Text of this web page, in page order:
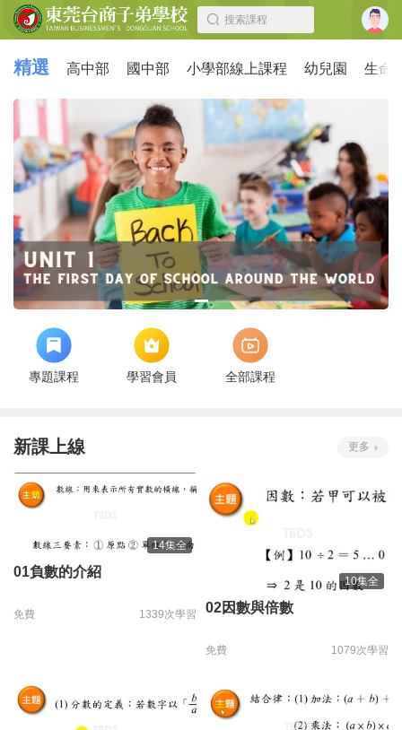
搜索課程
精選 高中部 國中部 小學部線上課程 幼兒園 生命
專題課程 學習會員 全部課程
新課上線 更多
14集全
01負數的介紹
免費 1339次學習
10集全
02因數與倍數
免費 1079次學習